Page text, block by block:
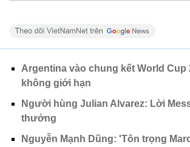
Argentina vào chung kết World Cup
không giới hạn
Người hùng Julian Alvarez: Lời
thưởng
Nguyễn Mạnh Dũng: 'Tôn trọng